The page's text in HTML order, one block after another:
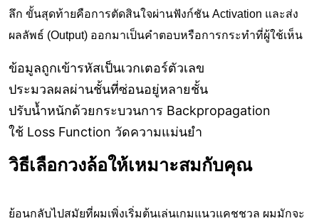
ลึก ขั้นสุดท้ายคือการตัดสินใจผ่านฟังก์ชัน Activation และส่ง
ผลลัพธ์ (Output) ออกมาเป็นคำตอบหรือการกระทำที่ผู้ใช้เห็น
ข้อมูลถูกเข้ารหัสเป็นเวกเตอร์ตัวเลข
ประมวลผลผ่านชั้นที่ซ่อนอยู่หลายชั้น
ปรับน้ำหนักด้วยกระบวนการ Backpropagation
ใช้ Loss Function วัดความแม่นยำ
วิธีเลือกวงล้อให้เหมาะสมกับคุณ
ย้อนกลับไปสมัยที่ผมเพิ่งเริ่มต้นเล่นเกมแนวแคชชวล ผมมักจะ